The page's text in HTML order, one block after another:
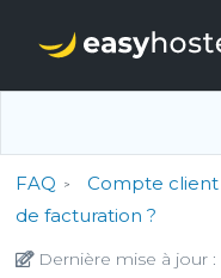
FAQ Compte client
de facturation ?
Dernière mise à jour :